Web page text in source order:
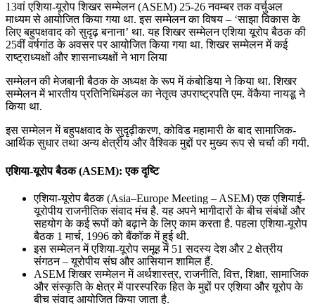
13वां एशिया-यूरोप शिखर सम्मेलन (ASEM) 25-26 नवम्बर तक वर्चुअल
माध्‍यम से आयोजित किया गया था. इस सम्मेलन का विषय – ‘साझा विकास के
लिए बहुपक्षवाद को सुदृढ़ बनाना’ था. यह शिखर सम्मेलन एशिया यूरोप बैठक की
25वीं वर्षगांठ के अवसर पर आयोजित किया गया था. शिखर सम्मेलन में कई
राष्ट्राध्यक्षों और शासनाध्यक्षों ने भाग लिया
सम्‍मेलन की मेजबानी बैठक के अध्यक्ष के रूप में कंबोडिया ने किया था. शिखर
सम्मेलन में भारतीय प्रतिनिधिमंडल का नेतृत्व उपराष्ट्रपति एम. वेंकैया नायडू ने
किया था.
इस सम्मेलन में बहुपक्षवाद के सुदृढ़ीकरण, कोविड महामारी के बाद सामाजिक-
आर्थिक सुधार तथा अन्य क्षेत्रीय और वैश्विक मुद्दों पर मुख्य रूप से चर्चा की गयी.
एशिया-यूरोप बैठक (ASEM): एक दृष्टि
एशिया-यूरोप बैठक (Asia–Europe Meeting – ASEM) एक एशियाई-
यूरोपीय राजनीतिक संवाद मंच है. यह अपने भागीदारों के बीच संबंधों और
सहयोग के कई रूपों को बढ़ाने के लिए काम करता है. पहला एशिया-यूरोप
बैठक 1 मार्च, 1996 को बैंकॉक में हुई थी.
इस सम्मेलन में एशिया-यूरोप समूह में 51 सदस्य देश और 2 क्षेत्रीय
संगठन – यूरोपीय संघ और आसियान शामिल हैं.
ASEM शिखर सम्मेलन में अर्थशास्त्र, राजनीति, वित्त, शिक्षा, सामाजिक
और संस्कृति के क्षेत्र में पारस्परिक हित के मुद्दों पर एशिया और यूरोप के
बीच संवाद आयोजित किया जाता है.